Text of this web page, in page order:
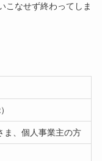
こなせず終わってしま
ま、個人事業主の方